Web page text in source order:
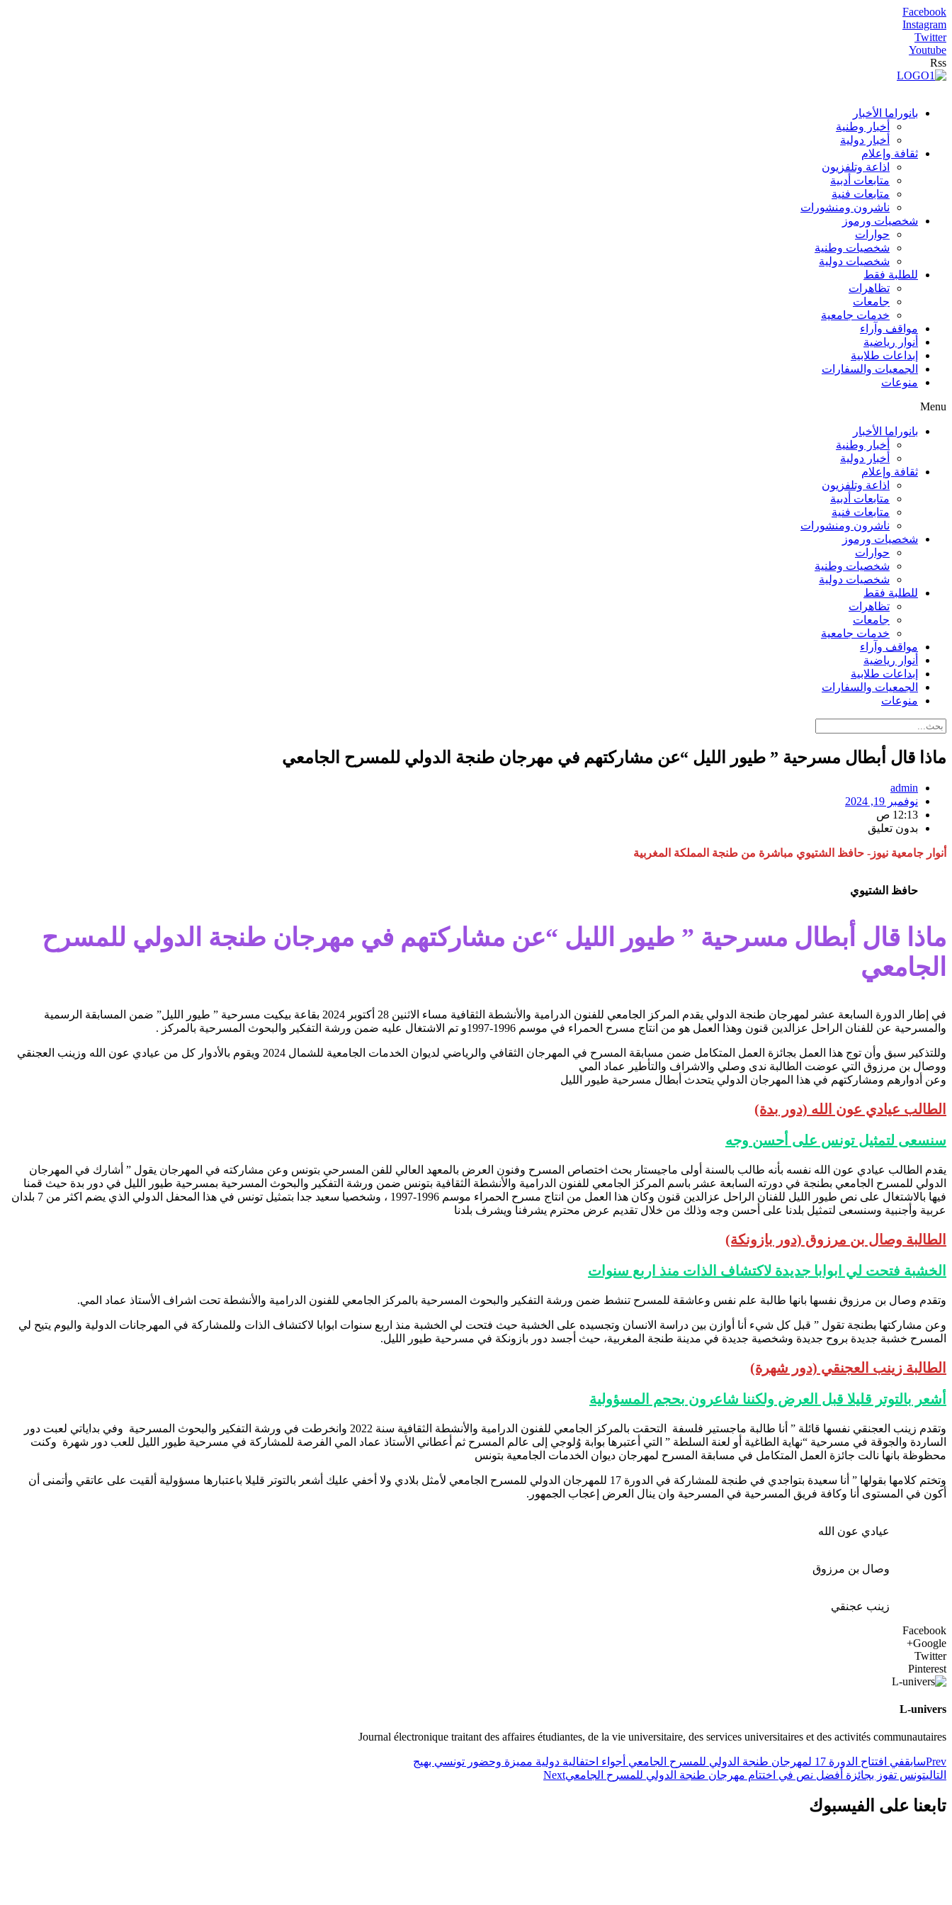
Facebook
Instagram
Twitter
Youtube
Rss
بانوراما الأخبار
أخبار وطنية
أخبار دولية
ثقافة وإعلام
اذاعة وتلفزيون
متابعات أدبية
متابعات فنية
ناشرون ومنشورات
شخصيات ورموز
حوارات
شخصيات وطنية
شخصيات دولية
للطلبة فقط
تظاهرات
جامعات
خدمات جامعية
مواقف وآراء
أنوار رياضية
إبداعات طلابية
الجمعيات والسفارات
منوعات
Menu
بانوراما الأخبار
أخبار وطنية
أخبار دولية
ثقافة وإعلام
اذاعة وتلفزيون
متابعات أدبية
متابعات فنية
ناشرون ومنشورات
شخصيات ورموز
حوارات
شخصيات وطنية
شخصيات دولية
للطلبة فقط
تظاهرات
جامعات
خدمات جامعية
مواقف وآراء
أنوار رياضية
إبداعات طلابية
الجمعيات والسفارات
منوعات
ماذا قال أبطال مسرحية ” طيور الليل “عن مشاركتهم في مهرجان طنجة الدولي للمسرح الجامعي
admin
نوفمبر 19, 2024
12:13 ص
بدون تعليق
أنوار جامعية نيوز- حافظ الشتيوي مباشرة من طنجة المملكة المغربية
حافظ الشتيوي
ماذا قال أبطال مسرحية ” طيور الليل “عن مشاركتهم في مهرجان طنجة الدولي للمسرح
الجامعي
في إطار الدورة السابعة عشر لمهرجان طنجة الدولي يقدم المركز الجامعي للفنون الدرامية والأنشطة الثقافية مساء الاثنين 28 أكتوبر 2024 بقاعة بيكيت مسرحية ” طيور الليل” ضمن المسابقة الرسمية
والمسرحية عن للفنان الراحل عزالدين قنون وهذا العمل هو من انتاج مسرح الحمراء في موسم 1996-1997و تم الاشتغال عليه ضمن ورشة التفكير والبحوث المسرحية بالمركز .
وللتذكير سبق وأن توج هذا العمل بجائزة العمل المتكامل ضمن مسابقة المسرح في المهرجان الثقافي والرياضي لديوان الخدمات الجامعية للشمال 2024 ويقوم بالأدوار كل من عيادي عون الله وزينب العجنقي
ووصال بن مرزوق التي عوضت الطالبة ندى وصلي والاشراف والتأطير عماد المي
وعن أدوارهم ومشاركتهم في هذا المهرجان الدولي يتحدث أبطال مسرحية طيور الليل
الطالب عيادي عون الله (دور بدة)
سنسعى لتمثيل تونس على أحسن وجه
يقدم الطالب عيادي عون الله نفسه بأنه طالب بالسنة أولى ماجيستار بحث اختصاص المسرح وفنون العرض بالمعهد العالي للفن المسرحي بتونس وعن مشاركته في المهرجان يقول ” أشارك في المهرجان
الدولي للمسرح الجامعي بطنجة في دورته السابعة عشر باسم المركز الجامعي للفنون الدرامية والأنشطة الثقافية بتونس ضمن ورشة التفكير والبحوث المسرحية بمسرحية طيور الليل في دور بدة حيث قمنا
فيها بالاشتغال على نص طيور الليل للفنان الراحل عزالدين قنون وكان هذا العمل من انتاج مسرح الحمراء موسم 1996-1997 ، وشخصيا سعيد جدا بتمثيل تونس في هذا المحفل الدولي الذي يضم اكثر من 7 بلدان
عربية وأجنبية وسنسعى لتمثيل بلدنا على أحسن وجه وذلك من خلال تقديم عرض محترم يشرفنا ويشرف بلدنا
الطالبة وصال بن مرزوق (دور بازونكة)
الخشبة فتحت لي ابوابا جديدة لاكتشاف الذات منذ اربع سنوات
وتقدم وصال بن مرزوق نفسها بانها طالبة علم نفس وعاشقة للمسرح تنشط ضمن ورشة التفكير والبحوث المسرحية بالمركز الجامعي للفنون الدرامية والأنشطة تحت اشراف الأستاذ عماد المي.
وعن مشاركتها بطنجة تقول ” قبل كل شيء أنا أوازن بين دراسة الانسان وتجسيده على الخشبة حيث فتحت لي الخشبة منذ اربع سنوات ابوابا لاكتشاف الذات وللمشاركة في المهرجانات الدولية واليوم يتيح لي
المسرح خشبة جديدة بروح جديدة وشخصية جديدة في مدينة طنجة المغربية، حيث أجسد دور بازونكة في مسرحية طيور الليل.
الطالبة زينب العجنقي (دور شهرة)
أشعر بالتوتر قليلا قبل العرض ولكننا شاعرون بحجم المسؤولية
وتقدم زينب العجنقي نفسها قائلة ” أنا طالبة ماجستير فلسفة التحقت بالمركز الجامعي للفنون الدرامية والأنشطة الثقافية سنة 2022 وانخرطت في ورشة التفكير والبحوث المسرحية وفي بداياتي لعبت دور
الساردة والجوقة في مسرحية “نهاية الطاغية أو لعنة السلطة ” التي أعتبرها بوابة وُلوجي إلى عالم المسرح ثم أعطاني الأستاذ عماد المي الفرصة للمشاركة في مسرحية طيور الليل للعب دور شهرة وكنت
محظوظة بانها نالت جائزة العمل المتكامل في مسابقة المسرح لمهرجان ديوان الخدمات الجامعية بتونس
وتختم كلامها بقولها ” أنا سعيدة بتواجدي في طنجة للمشاركة في الدورة 17 للمهرجان الدولي للمسرح الجامعي لأمثل بلادي ولا أخفي عليك أشعر بالتوتر قليلا باعتبارها مسؤولية ألقيت على عاتقي وأتمنى أن
أكون في المستوى أنا وكافة فريق المسرحية في المسرحية وان ينال العرض إعجاب الجمهور.
عيادي عون الله
وصال بن مرزوق
زينب عجنقي
Facebook
Google+
Twitter
Pinterest
L-univers
Journal électronique traitant des affaires étudiantes, de la vie universitaire, des services universitaires et des activités communautaires
Prevسابقفي افتتاح الدورة 17 لمهرجان طنجة الدولي للمسرح الجامعي أجواء احتفالية دولية مميزة وحضور تونسي بهيج
التاليتونس تفوز بجائزة أفضل نص في اختتام مهرجان طنجة الدولي للمسرح الجامعيNext
تابعنا على الفيسبوك